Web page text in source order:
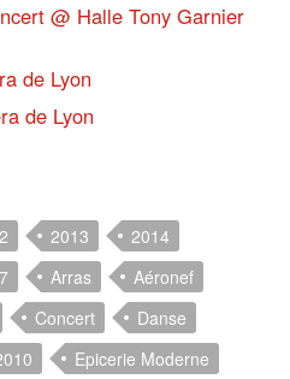
@ Halle Tony Garnier
de Lyon
de Lyon
2013
2014
Arras
Aéronef
Concert
Danse
Epicerie Moderne